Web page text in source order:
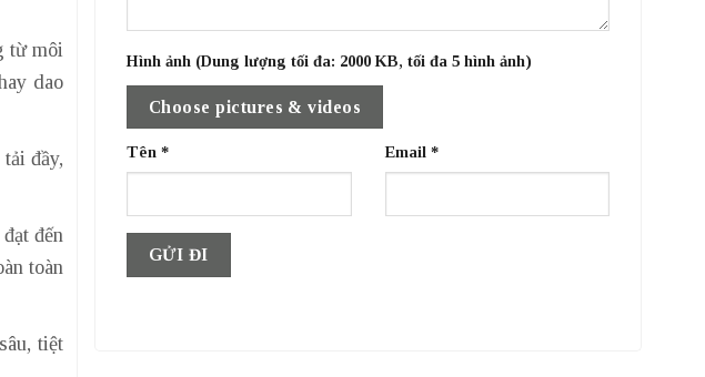
từ môi
dao
đầy,
đến
toàn
tiệt
Hình ảnh (Dung lượng tối đa: 2000 KB, tối đa 5 hình ảnh)
Choose pictures & videos
Tên* Email *